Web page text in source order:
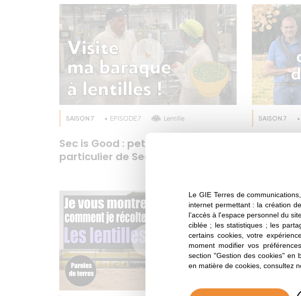
Le GIE Terres de
internet permettant : la création
l’accès à l'espace personnel du
ciblée ; les statistiques ; les
certains cookies, votre
moment modifier vos
section "Gestion des cookies" en
en matière de cookies, consultez
SAISON 7 EPISODE 7 Lentille
Sec is Good : petit cours
particulier de Sec Éducation !
SAISON 7
lentilles